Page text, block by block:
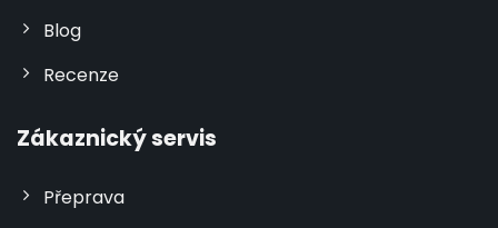
Blog
Recenze
Zákaznický servis
Přeprava